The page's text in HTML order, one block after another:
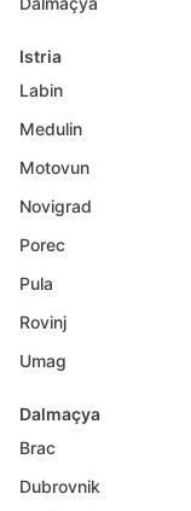
Istria
Labin
Medulin
Motovun
Novigrad
Porec
Pula
Rovinj
Umag
Dalmaçya
Brac
Dubrovnik